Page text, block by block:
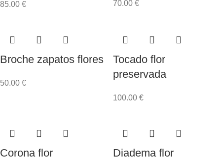
85.00 € 70.00 €
Broche zapatos flores
50.00 €
Tocado flor
preservada
100.00 €
Corona flor Diadema flor